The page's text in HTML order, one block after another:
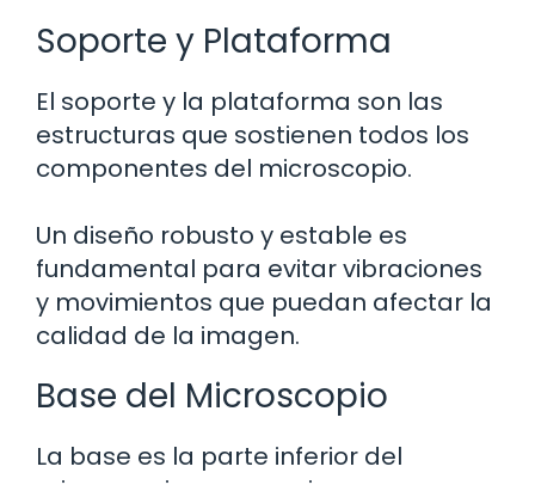
Soporte y Plataforma
El soporte y la plataforma son las
estructuras que sostienen todos los
componentes del microscopio.
Un diseño robusto y estable es
fundamental para evitar vibraciones
y movimientos que puedan afectar la
calidad de la imagen.
Base del Microscopio
La base es la parte inferior del